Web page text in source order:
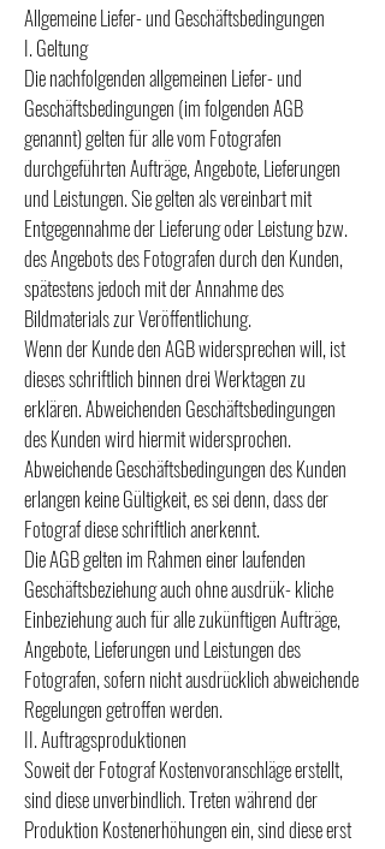
Allgemeine Liefer- und Geschäftsbedingungen
I. Geltung
Die nachfolgenden allgemeinen Liefer- und
Geschäftsbedingungen (im folgenden AGB
genannt) gelten für alle vom Fotografen
durchgeführten Aufträge, Angebote, Lieferungen
und Leistungen. Sie gelten als vereinbart mit
Entgegennahme der Lieferung oder Leistung bzw.
des Angebots des Fotografen durch den Kunden,
spätestens jedoch mit der Annahme des
Bildmaterials zur Veröffentlichung.
Wenn der Kunde den AGB widersprechen will, ist
dieses schriftlich binnen drei Werktagen zu
erklären. Abweichenden Geschäftsbedingungen
des Kunden wird hiermit widersprochen.
Abweichende Geschäftsbedingungen des Kunden
erlangen keine Gültigkeit, es sei denn, dass der
Fotograf diese schriftlich anerkennt.
Die AGB gelten im Rahmen einer laufenden
Geschäftsbeziehung auch ohne ausdrük- kliche
Einbeziehung auch für alle zukünftigen Aufträge,
Angebote, Lieferungen und Leistungen des
Fotografen, sofern nicht ausdrücklich abweichende
Regelungen getroffen werden.
II. Auftragsproduktionen
Soweit der Fotograf Kostenvoranschläge erstellt,
sind diese unverbindlich. Treten während der
Produktion Kostenerhöhungen ein, sind diese erst